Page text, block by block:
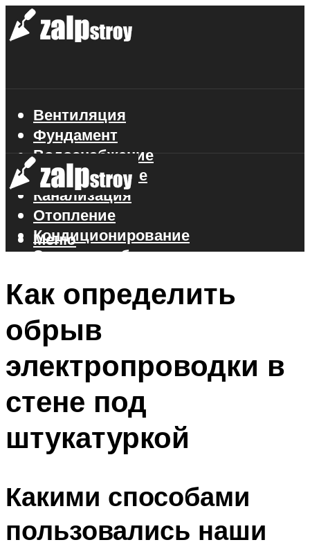
Вентиляция
Фундамент
Водоснабжение
Газоснабжение
Канализация
Отопление
Кондиционирование
Электроснабжение
Меню
Меню
Как определить
обрыв
электропроводки в
стене под
штукатуркой
Какими способами
пользовались наши